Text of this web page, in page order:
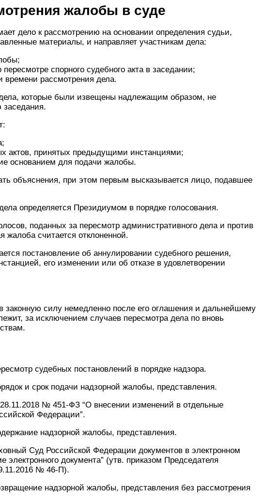
жалобы в суде
дело к рассмотрению на основании определения судьи,
материалы, и направляет участникам дела:
спорного судебного акта в заседании;
времени рассмотрения дела.
дела, которые были извещены надлежащим образом, не
заседания.
актов, принятых предыдущими инстанциями;
основанием для подачи жалобы.
объяснения, при этом первым высказывается лицо, подавшее
определяется Президиумом в порядке голосования.
поданных за пересмотр административного дела и против
жалоба считается отклоненной.
постановление об аннулировании судебного решения,
его изменении или об отказе в удовлетворении
законную силу немедленно после его оглашения и дальнейшему
за исключением случаев пересмотра дела по вновь
судебных постановлений в порядке надзора.
и срок подачи надзорной жалобы, представления.
№ 451-ФЗ “О внесении изменений в отдельные
Федерации”.
надзорной жалобы, представления.
Суд Российской Федерации документов в электронном
документа” (утв. приказом Председателя
№ 46-П).
надзорной жалобы, представления без рассмотрения